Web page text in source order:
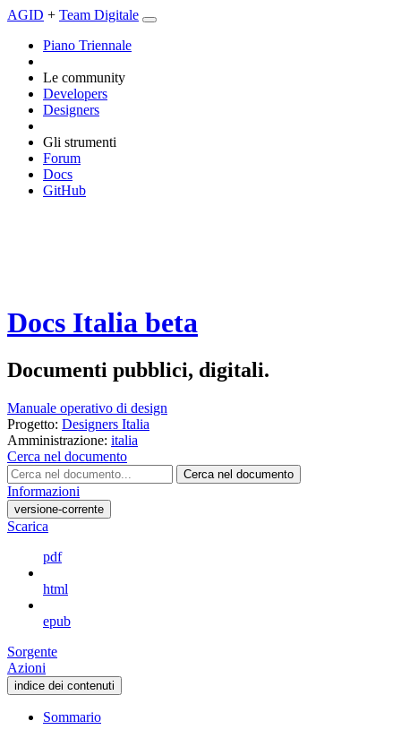
AGID + Team Digitale
Piano Triennale
Le community
Developers
Designers
Gli strumenti
Forum
Docs
GitHub
Docs Italia beta
Documenti pubblici, digitali.
Manuale operativo di design
Progetto: Designers Italia
Amministrazione: italia
Cerca nel documento
Cerca nel documento
Informazioni
versione-corrente
Scarica
pdf
html
epub
Sorgente
Azioni
indice dei contenuti
Sommario